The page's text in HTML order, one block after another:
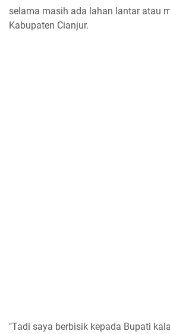
selama masih ada lahan lantar atau
Kabupaten Cianjur.
"Tadi saya berbisik kepada Bupati